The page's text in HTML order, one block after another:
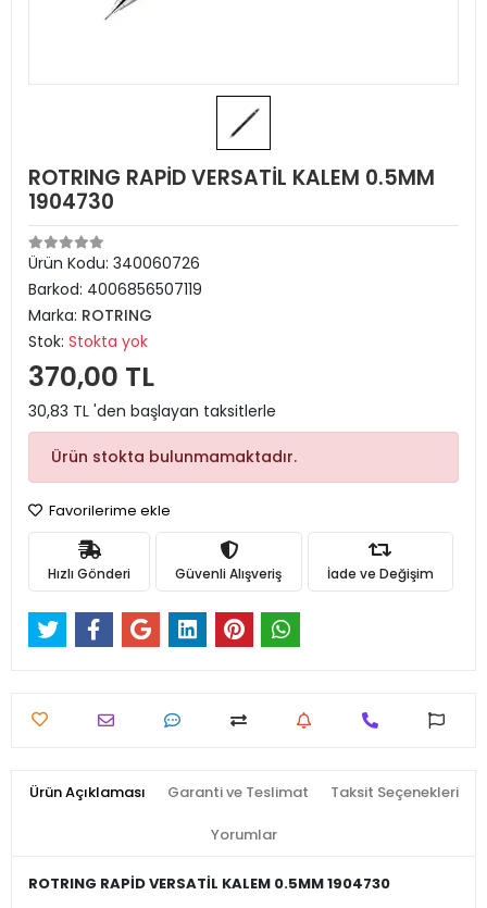
ROTRING RAPİD VERSATİL KALEM 0.5MM
1904730
Ürün Kodu: 340060726
Barkod: 4006856507119
Marka: ROTRING
Stok: Stokta yok
370,00 TL
30,83 TL 'den başlayan taksitlerle
Ürün stokta bulunmamaktadır.
Favorilerime ekle
Hızlı Gönderi Güvenli Alışveriş İade ve Değişim
Ürün Açıklaması Garanti ve Teslimat Taksit Seçenekleri
Yorumlar
ROTRING RAPİD VERSATİL KALEM 0.5MM 1904730